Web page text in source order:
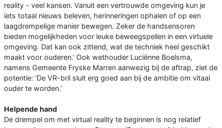
reality - veel kansen. Vanuit een vertrouwde omgeving kun je
iets totaal nieuws beleven, herinneringen ophalen of op een
laagdrempelige manier bewegen. Zeker de handsensoren
bieden mogelijkheden voor leuke beweegspellen in een virtuele
omgeving. Dat kan ook zittend, wat de techniek heel geschikt
maakt voor ouderen.’ Ook wethouder Luciënne Boelsma,
namens Gemeente Fryske Marren aanwezig bij de aftrap, ziet de
potentie: ‘De VR-bril sluit erg goed aan bij de ambitie om vitaal
ouder te worden.’
Helpende hand
De drempel om met virtual reality te beginnen is nog relatief